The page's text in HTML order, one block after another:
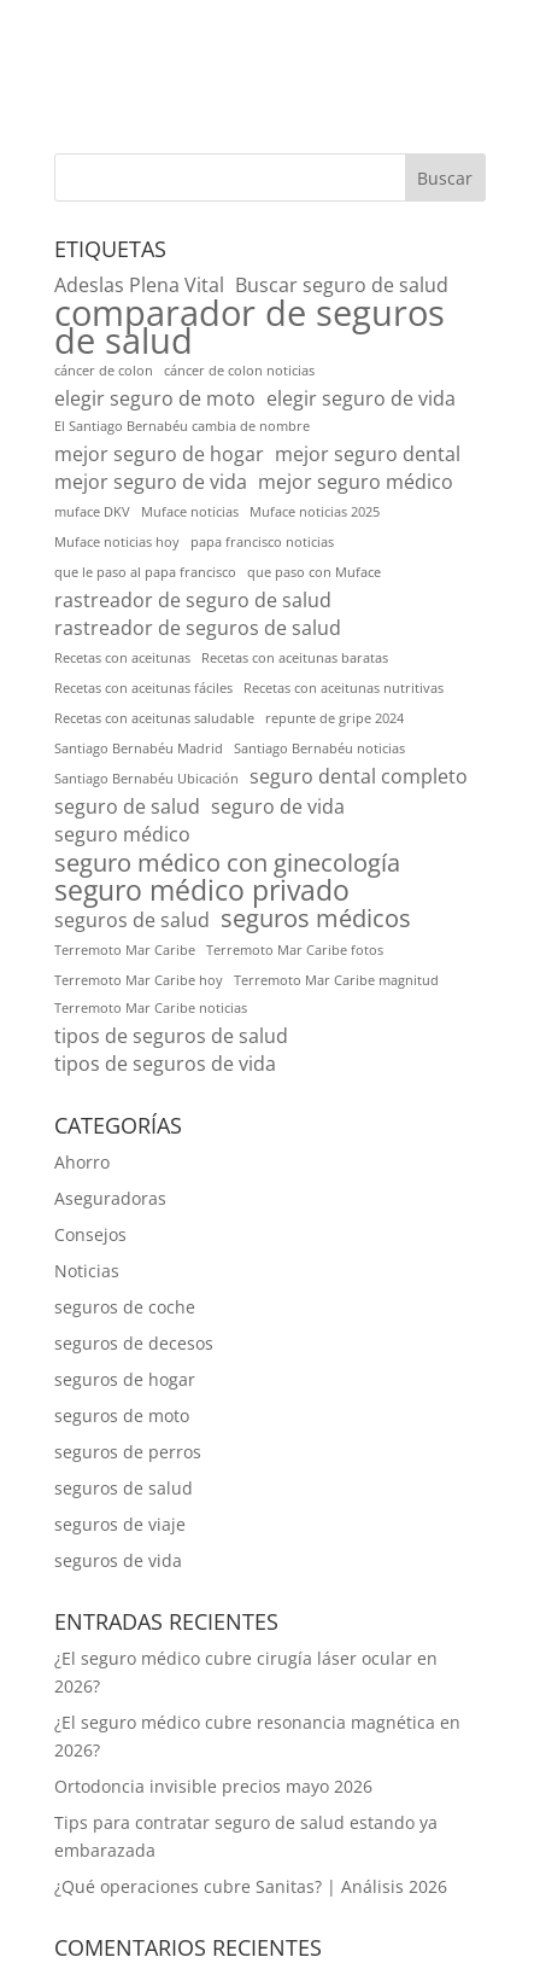
Buscar
ETIQUETAS
Adeslas Plena Vital Buscar seguro de salud
comparador de seguros
de salud
cáncer de colon cáncer de colon noticias
elegir seguro de moto elegir seguro de vida
El Santiago Bernabéu cambia de nombre
mejor seguro de hogar mejor seguro dental
mejor seguro de vida mejor seguro médico
muface DKV Muface noticias
Muface noticias 2025
Muface noticias hoy
papa francisco noticias
que le paso al papa francisco
que paso con Muface
rastreador de seguro de salud
rastreador de seguros de salud
Recetas con aceitunas
Recetas con aceitunas baratas
Recetas con aceitunas fáciles
Recetas con aceitunas nutritivas
Recetas con aceitunas saludable
repunte de gripe 2024
Santiago Bernabéu Madrid
Santiago Bernabéu noticias
Santiago Bernabéu Ubicación
seguro dental completo
seguro de salud seguro de vida
seguro médico
seguro médico con ginecología
seguro médico privado
seguros de salud seguros médicos
Terremoto Mar Caribe
Terremoto Mar Caribe fotos
Terremoto Mar Caribe hoy
Terremoto Mar Caribe magnitud
Terremoto Mar Caribe noticias
tipos de seguros de salud
tipos de seguros de vida
CATEGORÍAS
Ahorro
Aseguradoras
Consejos
Noticias
seguros de coche
seguros de decesos
seguros de hogar
seguros de moto
seguros de perros
seguros de salud
seguros de viaje
seguros de vida
ENTRADAS RECIENTES
¿El seguro médico cubre cirugía láser ocular en
2026?
¿El seguro médico cubre resonancia magnética en
2026?
Ortodoncia invisible precios mayo 2026
Tips para contratar seguro de salud estando ya
embarazada
¿Qué operaciones cubre Sanitas? | Análisis 2026
COMENTARIOS RECIENTES